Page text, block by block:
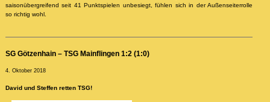
saisonübergreifend seit 41 Punktspielen unbesiegt, fühlen sich in der Außenseiterrolle
so richtig wohl.
SG Götzenhain – TSG Mainflingen 1:2 (1:0)
4. Oktober 2018
David und Steffen retten TSG!